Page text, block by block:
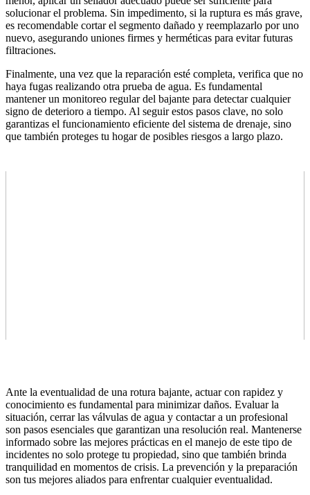
solucionar el problema. Sin impedimento, si la ruptura es más grave,
es recomendable cortar el segmento dañado y reemplazarlo por uno
nuevo, asegurando uniones firmes y herméticas para evitar futuras
filtraciones.
Finalmente, una vez que la reparación esté completa, verifica que no
haya fugas realizando otra prueba de agua. Es fundamental
mantener un monitoreo regular del bajante para detectar cualquier
signo de deterioro a tiempo. Al seguir estos pasos clave, no solo
garantizas el funcionamiento eficiente del sistema de drenaje, sino
que también proteges tu hogar de posibles riesgos a largo plazo.
Ante la eventualidad de una rotura bajante, actuar con rapidez y
conocimiento es fundamental para minimizar daños. Evaluar la
situación, cerrar las válvulas de agua y contactar a un profesional
son pasos esenciales que garantizan una resolución real. Mantenerse
informado sobre las mejores prácticas en el manejo de este tipo de
incidentes no solo protege tu propiedad, sino que también brinda
tranquilidad en momentos de crisis. La prevención y la preparación
son tus mejores aliados para enfrentar cualquier eventualidad.